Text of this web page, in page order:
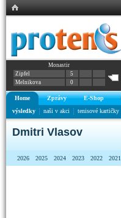
Monastir
Zipfel
5
Melnikova
0
Home Zprávy E-Shop
výsledky
naši v akci tenisové kartičky
Dmitri Vlasov
2026 2025 2024 2023 2022 2021